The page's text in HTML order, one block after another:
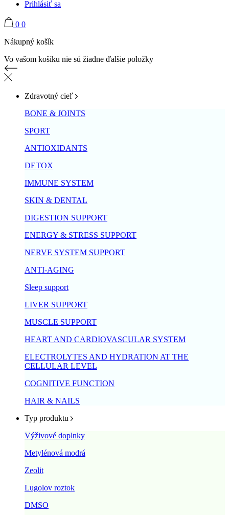
Prihlásiť sa
0 0
Nákupný košík
Vo vašom košíku nie sú žiadne ďalšie položky
Zdravotný cieľ
BONE & JOINTS
SPORT
ANTIOXIDANTS
DETOX
IMMUNE SYSTEM
SKIN & DENTAL
DIGESTION SUPPORT
ENERGY & STRESS SUPPORT
NERVE SYSTEM SUPPORT
ANTI-AGING
Sleep support
LIVER SUPPORT
MUSCLE SUPPORT
HEART AND CARDIOVASCULAR SYSTEM
ELECTROLYTES AND HYDRATION AT THE
CELLULAR LEVEL
COGNITIVE FUNCTION
HAIR & NAILS
Typ produktu
Výživové doplnky
Metylénová modrá
Zeolit
Lugolov roztok
DMSO